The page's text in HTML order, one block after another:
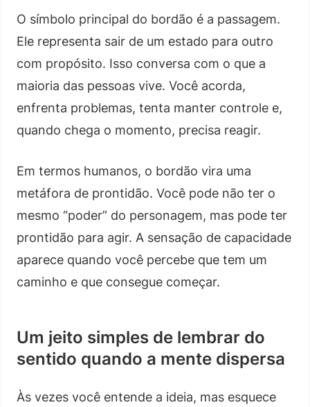
O símbolo principal do bordão é a passagem.
Ele representa sair de um estado para outro
com propósito. Isso conversa com o que a
maioria das pessoas vive. Você acorda,
enfrenta problemas, tenta manter controle e,
quando chega o momento, precisa reagir.
Em termos humanos, o bordão vira uma
metáfora de prontidão. Você pode não ter o
mesmo “poder” do personagem, mas pode ter
prontidão para agir. A sensação de capacidade
aparece quando você percebe que tem um
caminho e que consegue começar.
Um jeito simples de lembrar do
sentido quando a mente dispersa
Às vezes você entende a ideia, mas esquece